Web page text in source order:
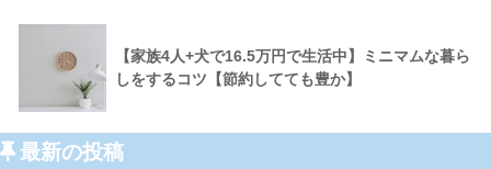
【家族4人+犬で16.5万円で生活中】ミニマムな暮ら
しをするコツ【節約してても豊か】
最新の投稿